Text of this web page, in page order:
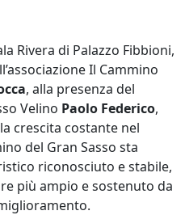
Rivera di Palazzo Fibbioni,
Il Cammino
, alla presenza del
Velino Paolo Federico,
crescita costante nel
del Gran Sasso sta
riconosciuto e stabile,
più ampio e sostenuto da